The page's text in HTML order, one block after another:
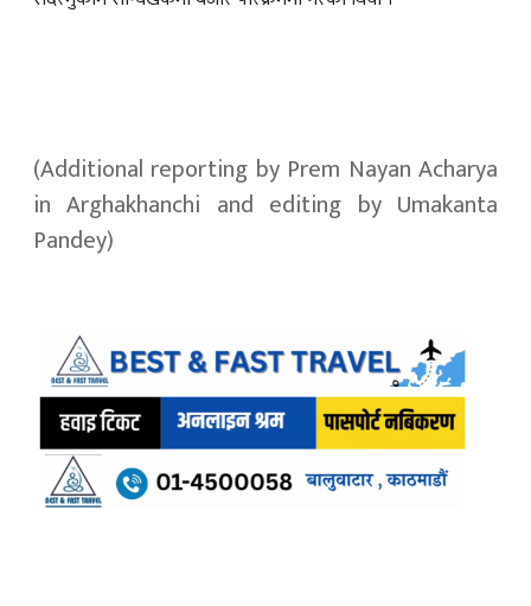
(Additional reporting by Prem Nayan Acharya
in Arghakhanchi and editing by Umakanta
Pandey)